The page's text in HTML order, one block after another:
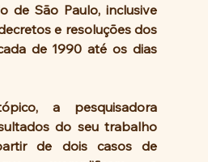
de São Paulo, inclusive
e resoluções dos
de 1990 até os dias
a pesquisadora
do seu trabalho
de dois casos de